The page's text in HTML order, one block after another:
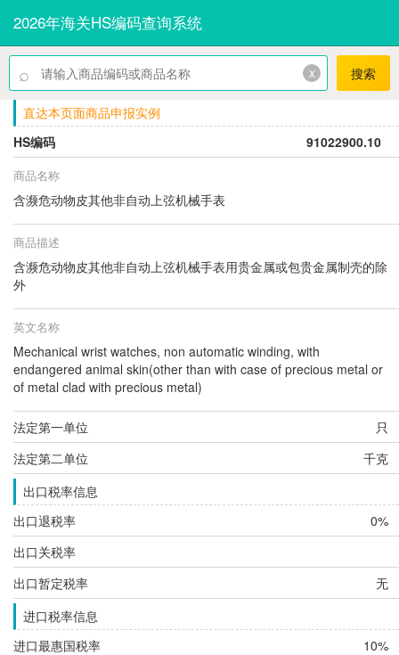
2026年海关HS编码查询系统
⌕ x 搜索
直达本页面商品申报实例
HS编码
91022900.10
商品名称
含濒危动物皮其他非自动上弦机械手表
商品描述
含濒危动物皮其他非自动上弦机械手表用贵金属或包贵金属制壳的除
外
英文名称
Mechanical wrist watches, non automatic winding, with
endangered animal skin(other than with case of precious metal or
of metal clad with precious metal)
法定第一单位
只
法定第二单位
千克
出口税率信息
出口退税率
0%
出口关税率
出口暂定税率
无
进口税率信息
进口最惠国税率
10%